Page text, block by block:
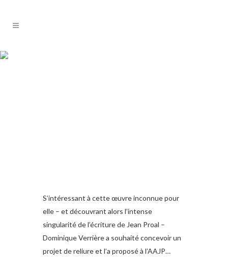
S’intéressant à cette œuvre inconnue pour
elle – et découvrant alors l’intense
singularité de l’écriture de Jean Proal –
Dominique Verrière a souhaité concevoir un
projet de reliure et l’a proposé à l’AAJP…